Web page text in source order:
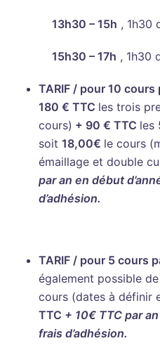
13h30 – 15h , 1h30
15h30 – 17h , 1h30
TARIF / pour 10 cours
180 € TTC les trois
cours) + 90 € TTC les
soit 18,00€ le cours
émaillage et double
par an en début
d’adhésion.
TARIF / pour 5 cours
également possible
cours (dates à définir
TTC + 10€ TTC par
frais d’adhésion.